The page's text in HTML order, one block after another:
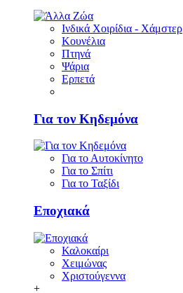
Ινδικά Χοιρίδια - Χάμστερ
Κουνέλια
Πτηνά
Ψάρια
Ερπετά
Για τον Κηδεμόνα
Για το Αυτοκίνητο
Για το Σπίτι
Για το Ταξίδι
Εποχιακά
Καλοκαίρι
Χειμώνας
Χριστούγεννα
+